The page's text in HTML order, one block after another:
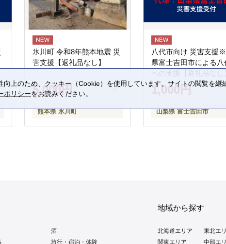
氷川町 令和8年熊本地震 災
害支援【返礼品なし】
5,000円
熊本県 氷川町
八代市向け 災害支援
県富士吉田市による八
への支援【返礼品なし
1,000円
山梨県 富士吉田市
酒
旅行・宿泊・体験
地域から探す
北海道エリア
東北エ
関東エリア
中部エ
向上のため、クッキー（Cookie）を使用しています。サイトの閲覧を
ポリシーをお読みください。